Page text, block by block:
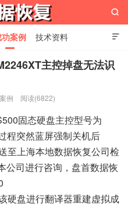
据恢复

功案例 技术资料

主控掉盘无法识
例 阅读(6822)
固态硬盘主控型号为
程突然蓝屏强制关机后
至上海本地数据恢复公司检
公司进行咨询，盘首数据恢
硬盘进行翻译器重建虚拟成